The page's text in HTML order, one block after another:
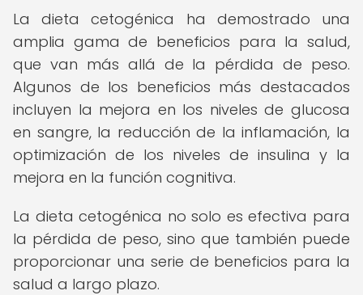
La dieta cetogénica ha demostrado una
amplia gama de beneficios para la salud,
que van más allá de la pérdida de peso.
Algunos de los beneficios más destacados
incluyen la mejora en los niveles de glucosa
en sangre, la reducción de la inflamación, la
optimización de los niveles de insulina y la
mejora en la función cognitiva.
La dieta cetogénica no solo es efectiva para
la pérdida de peso, sino que también puede
proporcionar una serie de beneficios para la
salud a largo plazo.